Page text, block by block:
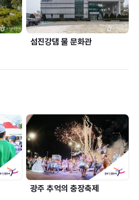
섬진강댐 물 문화관
광주 추억의 충장축제